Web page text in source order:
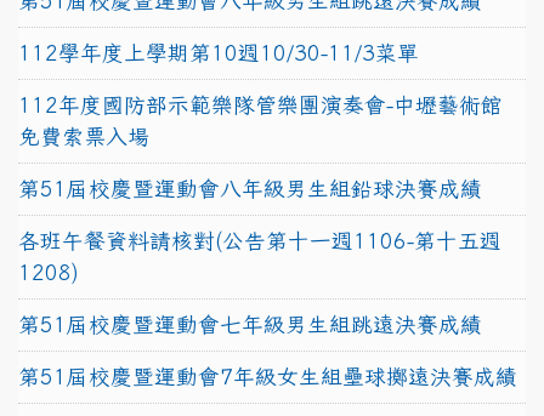
112學年度上學期第10週10/30-11/3菜單
112年度國防部示範樂隊管樂團演奏會-中壢藝術館
免費索票入場
第51屆校慶暨運動會八年級男生組鉛球決賽成績
各班午餐資料請核對(公告第十一週1106-第十五週
1208)
第51屆校慶暨運動會七年級男生組跳遠決賽成績
第51屆校慶暨運動會7年級女生組壘球擲遠決賽成績